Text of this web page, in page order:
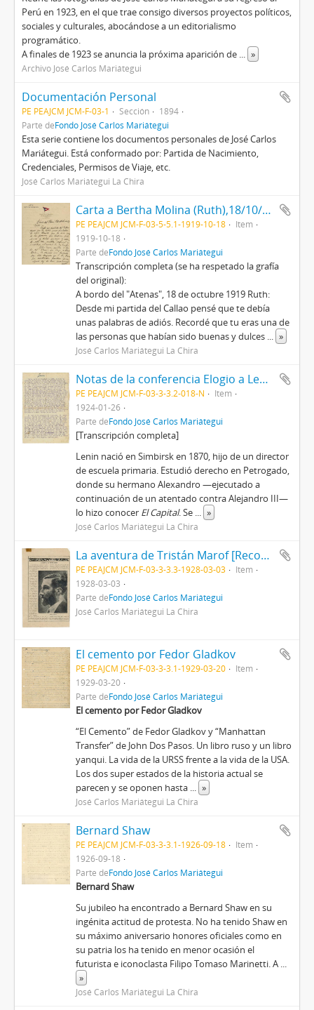
Perú en 1923, en el que trae consigo diversos proyectos políticos,
sociales y culturales, abocándose a un editorialismo
programático.
A finales de 1923 se anuncia la próxima aparición de ... »
Archivo José Carlos Mariátegui
Documentación Personal
PE PEAJCM JCM-F-03-1 Sección
1894
Parte deFondo José Carlos Mariátegui
Esta serie contiene los documentos personales de José Carlos
Mariátegui. Está conformado por: Partida de Nacimiento,
Credenciales, Permisos de Viaje, etc.
José Carlos Mariátegui La Chira
Carta a Bertha Molina (Ruth),18/10/1919
PE PEAJCM JCM-F-03-5-5.1-1919-10-18
Item
1919-10-18
Parte deFondo José Carlos Mariátegui
Transcripción completa (se ha respetado la grafía
del original):
A bordo del "Atenas", 18 de octubre 1919 Ruth:
Desde mi partida del Callao pensé que te debía
unas palabras de adiós. Recordé que tu eras una de
las personas que habían sido buenas y dulces ... »
José Carlos Mariátegui La Chira
Notas de la conferencia Elogio a Lenin
PE PEAJCM JCM-F-03-3-3.2-018-N
Item
1924-01-26
Parte deFondo José Carlos Mariátegui
[Transcripción completa]
Lenin nació en Simbirsk en 1870, hijo de un director
de escuela primaria. Estudió derecho en Petrogado,
donde su hermano Alexandro —ejecutado a
continuación de un atentado contra Alejandro III—
lo hizo conocer El Capital. Se ... »
José Carlos Mariátegui La Chira
La aventura de Tristán Marof [Recorte de prensa]
PE PEAJCM JCM-F-03-3-3.3-1928-03-03
Item
1928-03-03
Parte deFondo José Carlos Mariátegui
José Carlos Mariátegui La Chira
El cemento por Fedor Gladkov
PE PEAJCM JCM-F-03-3-3.1-1929-03-20
Item
1929-03-20
Parte deFondo José Carlos Mariátegui
El cemento por Fedor Gladkov
“El Cemento” de Fedor Gladkov y “Manhattan
Transfer” de John Dos Pasos. Un libro ruso y un libro
yanqui. La vida de la URSS frente a la vida de la USA.
Los dos super estados de la historia actual se
parecen y se oponen hasta ... »
José Carlos Mariátegui La Chira
Bernard Shaw
PE PEAJCM JCM-F-03-3-3.1-1926-09-18
Item
1926-09-18
Parte deFondo José Carlos Mariátegui
Bernard Shaw
Su jubileo ha encontrado a Bernard Shaw en su
ingénita actitud de protesta. No ha tenido Shaw en
su máximo aniversario honores oficiales como en
su patria los ha tenido en menor ocasión el
futurista e iconoclasta Filipo Tomaso Marinetti. A ...
»
José Carlos Mariátegui La Chira